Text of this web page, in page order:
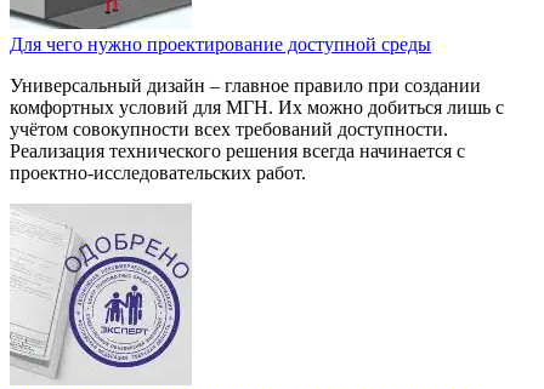
Для чего нужно проектирование доступной среды
Универсальный дизайн – главное правило при создании
комфортных условий для МГН. Их можно добиться лишь с
учётом совокупности всех требований доступности.
Реализация технического решения всегда начинается с
проектно-исследовательских работ.